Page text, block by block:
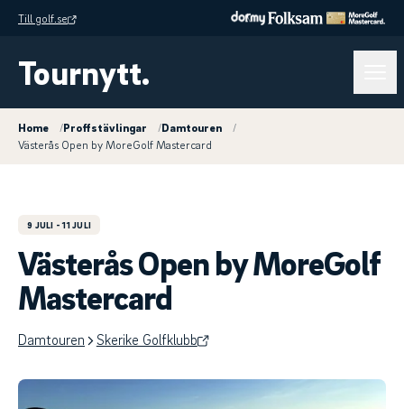
Till golf.se
Tournytt.
Home /Proffstävlingar /Damtouren
/
Västerås Open by MoreGolf Mastercard
9 JULI - 11 JULI
Västerås Open by MoreGolf
Mastercard
Damtouren Skerike Golfklubb